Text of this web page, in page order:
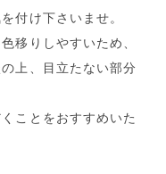
付け下さいませ。
移りしやすいため、
上、目立たない部分
ことをおすすめいた